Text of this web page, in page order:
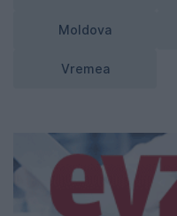
Moldova
Vremea